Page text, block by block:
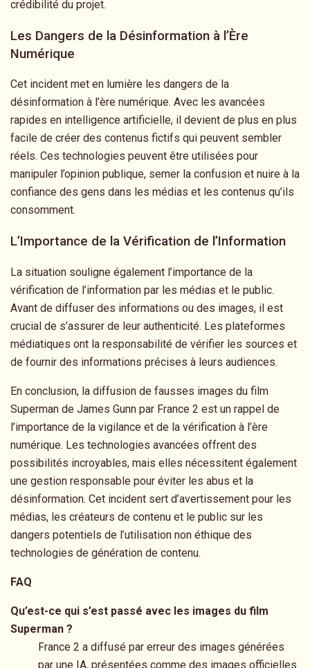
crédibilité du projet.
Les Dangers de la Désinformation à l’Ère
Numérique
Cet incident met en lumière les dangers de la
désinformation à l’ère numérique. Avec les avancées
rapides en intelligence artificielle, il devient de plus en plus
facile de créer des contenus fictifs qui peuvent sembler
réels. Ces technologies peuvent être utilisées pour
manipuler l’opinion publique, semer la confusion et nuire à la
confiance des gens dans les médias et les contenus qu’ils
consomment.
L’Importance de la Vérification de l’Information
La situation souligne également l’importance de la
vérification de l’information par les médias et le public.
Avant de diffuser des informations ou des images, il est
crucial de s’assurer de leur authenticité. Les plateformes
médiatiques ont la responsabilité de vérifier les sources et
de fournir des informations précises à leurs audiences.
En conclusion, la diffusion de fausses images du film
Superman de James Gunn par France 2 est un rappel de
l’importance de la vigilance et de la vérification à l’ère
numérique. Les technologies avancées offrent des
possibilités incroyables, mais elles nécessitent également
une gestion responsable pour éviter les abus et la
désinformation. Cet incident sert d’avertissement pour les
médias, les créateurs de contenu et le public sur les
dangers potentiels de l’utilisation non éthique des
technologies de génération de contenu.
FAQ
Qu’est-ce qui s’est passé avec les images du film
Superman ?
France 2 a diffusé par erreur des images générées
par une IA, présentées comme des images officielles